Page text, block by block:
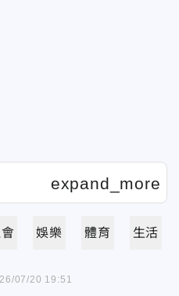
娛樂 體育 生活
07/20 19:51